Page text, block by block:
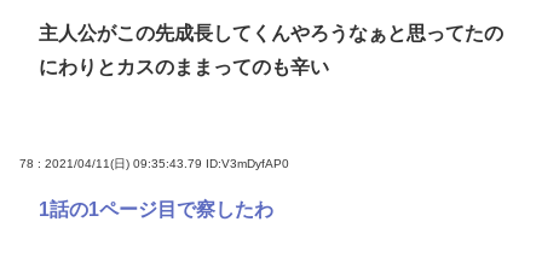
主人公がこの先成長してくんやろうなぁと思ってたの
にわりとカスのままってのも辛い
78 : 2021/04/11(日) 09:35:43.79 ID:V3mDyfAP0
1話の1ページ目で察したわ